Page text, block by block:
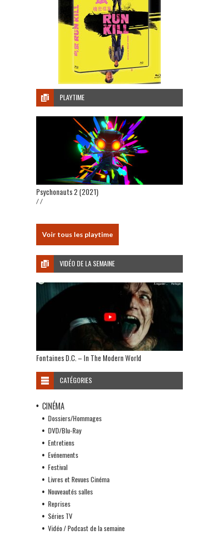
PLAYTIME
Psychonauts 2 (2021)
/ /
Voir tous les playtime
VIDÉO DE LA SEMAINE
Fontaines D.C. – In The Modern World
CATÉGORIES
CINÉMA
Dossiers/Hommages
DVD/Blu-Ray
Entretiens
Evénements
Festival
Livres et Revues Cinéma
Nouveautés salles
Reprises
Séries TV
Vidéo / Podcast de la semaine